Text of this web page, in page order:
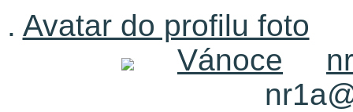
. Avatar do profilu foto
Vánoce